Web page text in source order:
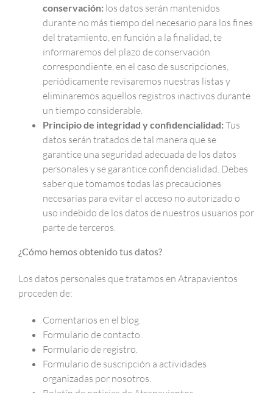
conservación: los datos serán mantenidos
durante no más tiempo del necesario para los fines
del tratamiento, en función a la finalidad, te
informaremos del plazo de conservación
correspondiente, en el caso de suscripciones,
periódicamente revisaremos nuestras listas y
eliminaremos aquellos registros inactivos durante
un tiempo considerable.
Principio de integridad y confidencialidad:Tus
datos serán tratados de tal manera que se
garantice una seguridad adecuada de los datos
personales y se garantice confidencialidad. Debes
saber que tomamos todas las precauciones
necesarias para evitar el acceso no autorizado o
uso indebido de los datos de nuestros usuarios por
parte de terceros.
¿Cómo hemos obtenido tus datos?
Los datos personales que tratamos en Atrapavientos
proceden de:
Comentarios en el blog.
Formulario de contacto.
Formulario de registro.
Formulario de suscripción a actividades
organizadas por nosotros.